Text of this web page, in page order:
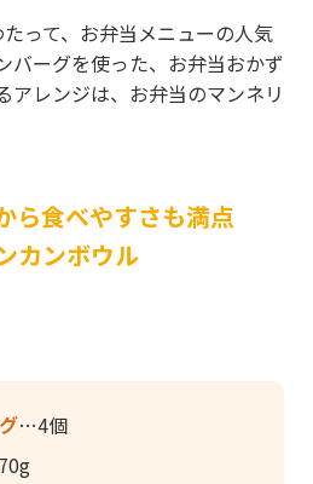
って、お弁当メニューの人気
バーグを使った、お弁当おかず
アレンジは、お弁当のマンネリ
ら食べやすさも満点
カンボウル
4個
70g